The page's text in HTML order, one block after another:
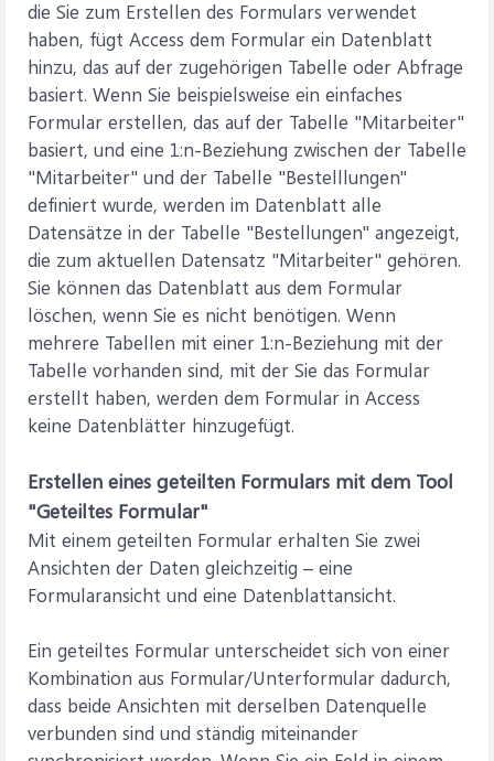
die Sie zum Erstellen des Formulars verwendet
haben, fügt Access dem Formular ein Datenblatt
hinzu, das auf der zugehörigen Tabelle oder Abfrage
basiert. Wenn Sie beispielsweise ein einfaches
Formular erstellen, das auf der Tabelle "Mitarbeiter"
basiert, und eine 1:n-Beziehung zwischen der Tabelle
"Mitarbeiter" und der Tabelle "Bestelllungen"
definiert wurde, werden im Datenblatt alle
Datensätze in der Tabelle "Bestellungen" angezeigt,
die zum aktuellen Datensatz "Mitarbeiter" gehören.
Sie können das Datenblatt aus dem Formular
löschen, wenn Sie es nicht benötigen. Wenn
mehrere Tabellen mit einer 1:n-Beziehung mit der
Tabelle vorhanden sind, mit der Sie das Formular
erstellt haben, werden dem Formular in Access
keine Datenblätter hinzugefügt.
Erstellen eines geteilten Formulars mit dem Tool
"Geteiltes Formular"
Mit einem geteilten Formular erhalten Sie zwei
Ansichten der Daten gleichzeitig – eine
Formularansicht und eine Datenblattansicht.
Ein geteiltes Formular unterscheidet sich von einer
Kombination aus Formular/Unterformular dadurch,
dass beide Ansichten mit derselben Datenquelle
verbunden sind und ständig miteinander